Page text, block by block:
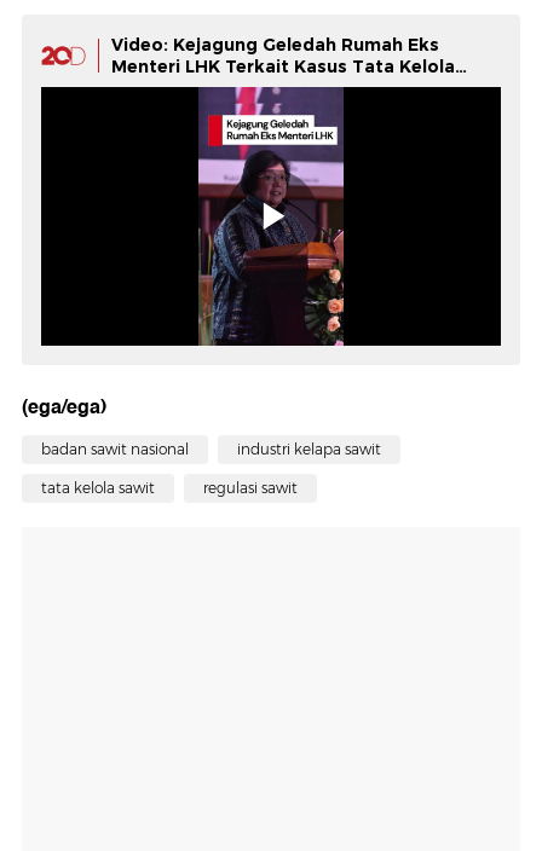
Video: Kejagung Geledah Rumah Eks
Menteri LHK Terkait Kasus Tata Kelola
Sawit
(ega/ega)
badan sawit nasional industri kelapa sawit
tata kelola sawit regulasi sawit